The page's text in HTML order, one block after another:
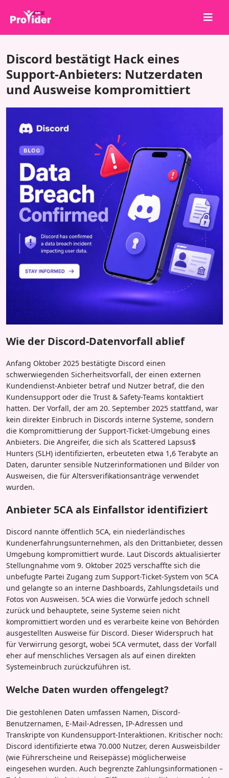
Anmelden
Registrieren
Dienstleistungen
Bedingungen
Blog
Discord bestätigt Hack eines
Support-Anbieters: Nutzerdaten
und Ausweise kompromittiert
Wie der Discord-Datenvorfall ablief
Anfang Oktober 2025 bestätigte Discord einen
schwerwiegenden Sicherheitsvorfall, der einen externen
Kundendienst-Anbieter betraf und Nutzer betraf, die den
Kundensupport oder die Trust & Safety-Teams kontaktiert
hatten. Der Vorfall, der am 20. September 2025 stattfand, war
kein direkter Einbruch in Discords interne Systeme, sondern
die Kompromittierung der Support-Ticket-Umgebung eines
Anbieters. Die Angreifer, die sich als Scattered Lapsus$
Hunters (SLH) identifizierten, erbeuteten etwa 1,6 Terabyte an
Daten, darunter sensible Nutzerinformationen und Bilder von
Ausweisen, die für Altersverifikationsanträge verwendet
wurden.
Anbieter 5CA als Einfallstor identifiziert
Discord nannte öffentlich 5CA, ein niederländisches
Kundenerfahrungsunternehmen, als den Drittanbieter, dessen
Umgebung kompromittiert wurde. Laut Discords aktualisierter
Stellungnahme vom 9. Oktober 2025 verschaffte sich die
unbefugte Partei Zugang zum Support-Ticket-System von 5CA
und gelangte so an interne Dashboards, Zahlungsdetails und
Fotos von Ausweisen. 5CA wies die Vorwürfe jedoch schnell
zurück und behauptete, seine Systeme seien nicht
kompromittiert worden und es verarbeite keine von Behörden
ausgestellten Ausweise für Discord. Dieser Widerspruch hat
für Verwirrung gesorgt, wobei 5CA vermutet, dass der Vorfall
eher auf menschliches Versagen als auf einen direkten
Systemeinbruch zurückzuführen ist.
Welche Daten wurden offengelegt?
Die gestohlenen Daten umfassen Namen, Discord-
Benutzernamen, E-Mail-Adressen, IP-Adressen und
Transkripte von Kundensupport-Interaktionen. Kritischer noch:
Discord identifizierte etwa 70.000 Nutzer, deren Ausweisbilder
(wie Führerscheine und Reisepässe) möglicherweise
eingesehen wurden. Auch begrenzte Zahlungsinformationen –